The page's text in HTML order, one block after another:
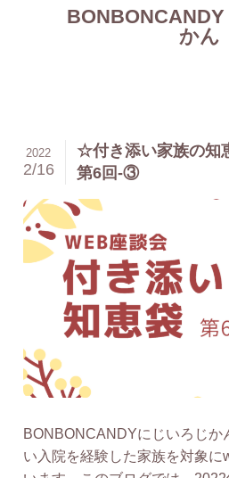
かん
☆付き添い家族の
第6回-③
2022
2/16
BONBONCANDYにじいろじか
い入院を経験した家族を対象に